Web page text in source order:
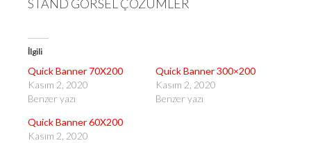
STAND GÖRSEL ÇÖZÜMLER
İlgili
Quick Banner 70X200
Kasım 2, 2020
Benzer yazı
Quick Banner 300×200
Kasım 2, 2020
Benzer yazı
Quick Banner 60X200
Kasım 2, 2020